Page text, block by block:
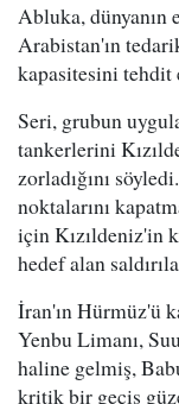
Abluka, dünyanın
Arabistan'ın
kapasitesini tehdit
Seri, grubun
tankerlerini
zorladığını
noktalarını
için Kızıldeniz'in
hedef alan
İran'ın Hürmüz'ü
Yenbu Limanı,
haline gelmiş,
kritik bir geçiş